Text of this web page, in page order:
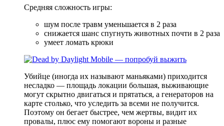
Средняя сложность игры:
шум после травм уменьшается в 2 раза
снижается шанс спугнуть животных почти в 2 раза
умеет ломать крюки
Убийце (иногда их называют маньяками) приходится
несладко — площадь локации большая, выживающие
могут скрытно двигаться и прятаться, а генераторов на
карте столько, что уследить за всеми не получится.
Поэтому он бегает быстрее, чем жертвы, видит их
провалы, плюс ему помогают вороны и разные